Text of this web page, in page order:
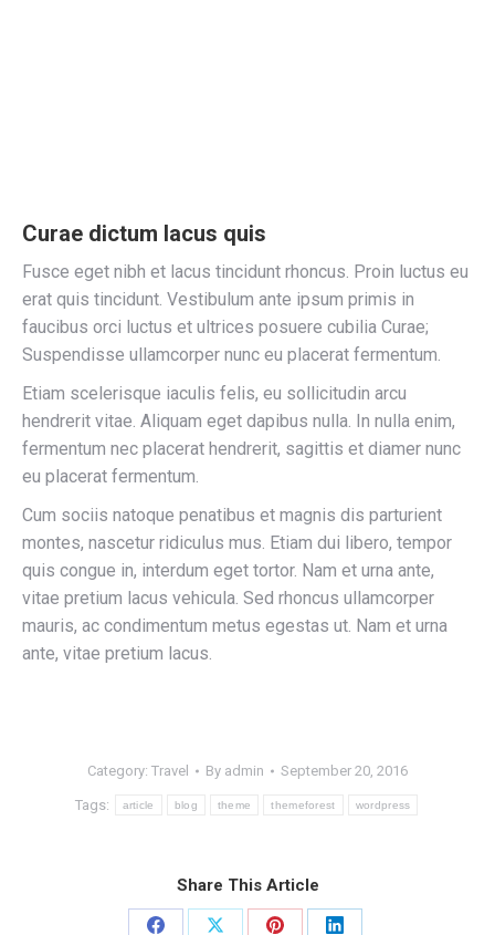
Curae dictum lacus quis
Fusce eget nibh et lacus tincidunt rhoncus. Proin luctus eu
erat quis tincidunt. Vestibulum ante ipsum primis in
faucibus orci luctus et ultrices posuere cubilia Curae;
Suspendisse ullamcorper nunc eu placerat fermentum.
Etiam scelerisque iaculis felis, eu sollicitudin arcu
hendrerit vitae. Aliquam eget dapibus nulla. In nulla enim,
fermentum nec placerat hendrerit, sagittis et diamer nunc
eu placerat fermentum.
Cum sociis natoque penatibus et magnis dis parturient
montes, nascetur ridiculus mus. Etiam dui libero, tempor
quis congue in, interdum eget tortor. Nam et urna ante,
vitae pretium lacus vehicula. Sed rhoncus ullamcorper
mauris, ac condimentum metus egestas ut. Nam et urna
ante, vitae pretium lacus.
Category: Travel By admin September 20, 2016
Tags: article blog theme themeforest wordpress
Share This Article